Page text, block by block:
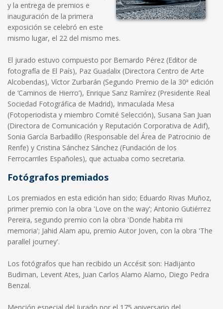
y la entrega de premios e
inauguración de la primera
exposición se celebró en este
mismo lugar, el 22 del mismo mes.
El jurado estuvo compuesto por Bernardo Pérez (Editor de
fotografía de El País), Paz Guadalix (Directora Centro de Arte
Alcobendas), Víctor Zurbarán (Segundo Premio de la 30ª edición
de ‘Caminos de Hierro’), Enrique Sanz Ramírez (Presidente Real
Sociedad Fotográfica de Madrid), Inmaculada Mesa
(Fotoperiodista y miembro Comité Selección), Susana San Juan
(Directora de Comunicación y Reputación Corporativa de Adif),
Sonia García Barbadillo (Responsable del Área de Patrocinio de
Renfe) y Cristina Sánchez Sánchez (Fundación de los
Ferrocarriles Españoles), que actuaba como secretaria.
Fotógrafos premiados
Los premiados en esta edición han sido; Eduardo Rivas Muñoz,
primer premio con la obra 'Love on the way'; Antonio Gutiérrez
Pereira, segundo premio con la obra 'Donde habita mi
memoria'; Jahid Alam apu, premio Autor Joven, con la obra 'The
parallel journey'.
Los fotógrafos que han recibido un Accésit son: Hadijanto
Budiman, Levent Ates, Juan Carlos Alamo Alamo, Diego Pedra
Benzal.